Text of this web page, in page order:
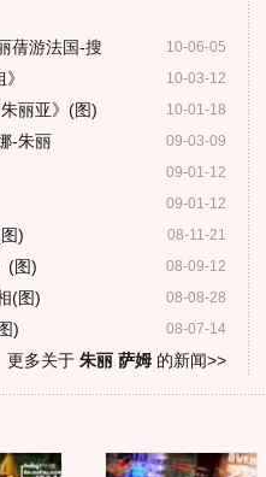
10-06-05
蒨游法国-搜
10-03-12
10-01-18
丽亚》(图)
09-03-09
-朱丽
09-01-12
09-01-12
08-11-21
)
08-09-12
(图)
08-08-28
(图)
08-07-14
)
更多关于 朱丽 萨姆的新闻>>